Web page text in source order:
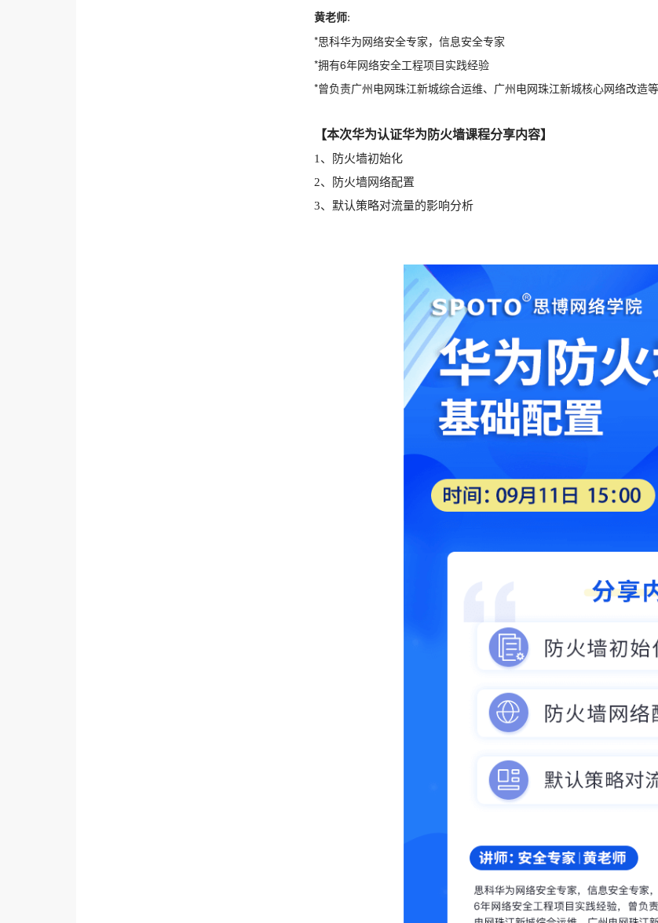
黄老师:
*思科华为网络安全专家，信息安全专家
*拥有6年网络安全工程项目实践经验
*曾负责广州电网珠江新城综合运维、广州电网珠江新城核心网络改造
【本次华为认证华为防火墙课程分享内容】
1、防火墙初始化
2、防火墙网络配置
3、默认策略对流量的影响分析